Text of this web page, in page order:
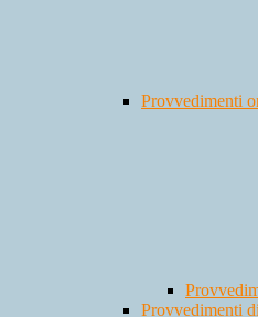
Provvedimenti
Provvedimenti